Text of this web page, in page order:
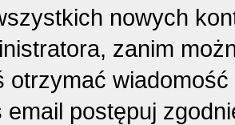
nowych
zanim
otrzymać
email postępuj